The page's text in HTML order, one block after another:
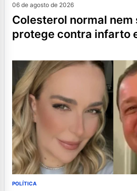
06 de agosto de 2026
colesterol normal nem sempre
protege contra infarto
POLÍTICA